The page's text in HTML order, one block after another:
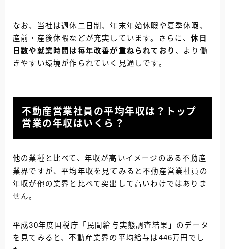
なお、当社は週休二日制、年末年始休暇や夏季休暇、
産前・産後休暇などが充実しています。さらに、休日
日数や就業時間は毎年改善が重ねられており 、より働
きやすい環境が作られていく見通しです。
不動産営業社員の平均年収は？トップ
営業の年収はいくら？
他の業種と比べて、年収が高いイメージのある不動産
業界ですが、平均年収を見てみると不動産営業社員の
年収が他の業界と比べて突出して高いわけではありま
せん。
平成30年度国税庁「民間給与実態調査結果」のデータ
を見てみると、不動産業界の平均給与は446万円でし